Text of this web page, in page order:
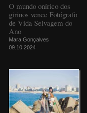
O mundo onírico dos
girinos vence Fotógrafo
de Vida Selvagem do
Ano
Mara Gonçalves
09.10.2024